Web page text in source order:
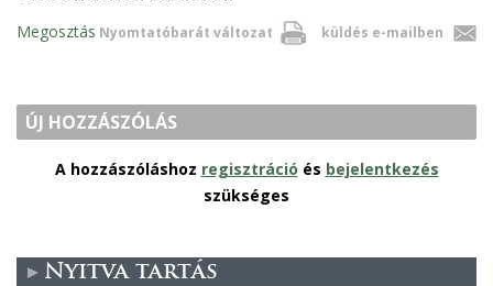
Nyomtatóbarát változat küldés e-mailben
Megosztás
ÚJ HOZZÁSZÓLÁS
A hozzászóláshoz regisztráció és bejelentkezés
szükséges
Nyitva tartás